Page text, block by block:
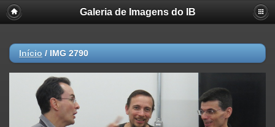
Galeria de Imagens do IB
Início / IMG 2790